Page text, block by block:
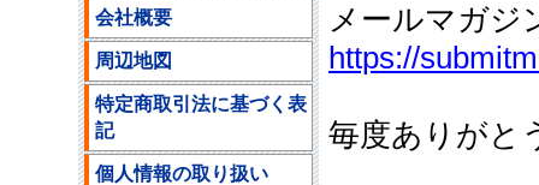
メールマガジ
https://
毎度ありがと
会社概要
周辺地図
特定商取引法に基づく表
記
個人情報の取り扱い